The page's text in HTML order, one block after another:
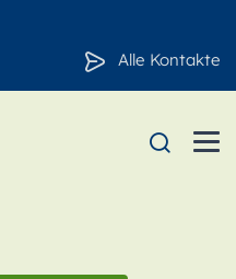
Alle Kontakte